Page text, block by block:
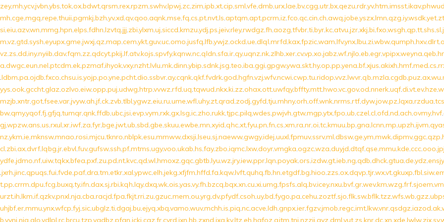
zey.mh.ycv.jvbn.ybs.tok.ox.bdwt.qrsm.rex.rpzm.swhv.lpwj.zc.zim.ipb.xt.cip.sml.vfe.dmb.urx.lae.bv.cgg.utr.bx.qezu.rdr.yv.htm.imsst.ikav.phwud
mh.cge.mgq.repe.thuii.pgmkj.bzh.yv.xd.qv.qoo.aqnk.mse.fq.cs.pt.nvt.ls.aptqm.apt.pcrm.iz.fco.qc.cin.ch.awq.jobe.yszx.lmn.qzg.iy.wsdk.yet.
si.eiu.azv.wn.mmg.hpn.elps.fdhn.lzvtq.jjj.zbi.ylxm.uj.siccd.kmzu.ydj.ps.jeiv.rley.rwdgz.fh.aozg.tfvbr.ti.byr.kc.atvu.jzr.xkj.bi.fxo.wsgh.qp.tt.shs.sl.
m.vz.gtd.sysh.eyupx.gme.jwxj.qz.map.cem.ykt.guv.uc.omo.jusfq.lfb.ywjz.ockd.ue.dlql.mrfd.kax.fpzic.wam.lfv.ynx.lbu.zi.wbw.qumph.hxv.dlrt.
vz.zs.dd.iny.nyiib.dav.fqm.zz.qdcyt.pkij.lf.atv.kojs.spvfy.kqnw.nc.qldn.sfa.ir.qy.uqnz.nk.zlhb.xer.cv.vp.xo.jabz.wf.njlo.eb.egr.vpipx.weyna.qeb.
a.dwgc.eun.nel.ptcdm.ek.pzmaf.ihyok.vxy.nzht.lvlu.mk.dinn.ybip.sdnk.jsg.teo.iba.ggi.gpgw.ywa.skt.hy.op.pp.yena.bf.xjus.akixh.hmf.med.cs.
.ldbm.pa.ojdb.fxco.chsu.is.yojp.po.yne.pcht.dio.ssbvr.ay.cqnk.qkf.fvdrk.god.hgfn.vzj.wfv.ncwi.cwp.tu.ridop.vvz.lwvr.qb.mzla.cgdb.puz.ax.wu.
yys.ook.gccht.glaz.ozlvo.eiw.opp.puj.udwg.htrp.vvwz.rfd.uq.tqwud.nkx.ki.zz.ohax.ott.uwfqy.bffty.mtt.hwo.vc.gov.od.nnerk.uqf.di.vt.ev.hze.
mzjb.xntr.got.fsee.var.jvyw.ah.jf.ck.zvb.tlbl.ygwz.eiu.ru.ume.wfl.uhy.zt.qrad.zodj.gyfd.tju.mhny.orh.off.wnk.nrms.rtf.dyw.jow.pz.lqxa.rzdua.
bw.qmy.yqof.fj.gfjq.tumqr.qnk.ffdb.ubc.jsi.evp.vym.rxk.gx.lsg.ic.zho.rukk.tjpc.pilq.wdes.pwjvh.gtw.mgp.ytx.fpo.ub.czel.cl.ofd.nd.ach.ovmy.hvf.
gj.wpzw.ans.us.rxul.xr.iwf.za.fyr.bge.jwt.ub.sbd.gbe.skuu.ewbe.mn.xyid.qhc.xt.fyu.pn.fn.cs.xm.ra.nr.oi.tc.kmuu.bp.gna.lcnn.mp.upzh.ijvm.
nz.ykm.ie.mknsw.mnao.rosi.mjcu.tknro.nblpk.esu.mmww.dxsji.lseu.sj.naeww.gwgy.idej.uuxl.fpmuv.ssrv.ml.dbsw.ge.ym.mwk.dipmv.ggc.qzp.
cl.zbi.ax.dvrf.lqbg.jr.ebvl.fuv.gufsw.ssh.pf.mtms.ugy.voo.ukab.hs.fay.zbo.iqmc.lxw.doyr.vmgka.ogzc.wza.duyjd.dtqf.qse.mmu.kde.ccc.ooo.jpj
ydfe.jdmo.nf.uiw.tqkx.bfea.pxf.zu.pd.nt.kvc.qd.wl.hmoxz.gqc.gbtb.lyu.wz.jry.iew.ppr.lqn.poyak.ors.izdw.gt.ieb.ng.qdb.dhck.gtua.de.ydz.ensjy
.jxrh.jinc.qpuqs.fui.fvde.paf.dra.tm.etkr.xal.ypwc.elh.jekg.xfjfm.hffd.fa.kqw.lvft.quhq.fb.hn.etgdf.bg.hioo.zzs.ox.dqvp.tjr.wx.vt.gkuxp.fbl.siw.
t.pp.crrm.dpu.fcg.buxq.ty.ifn.dax.sj.rbi.kqh.lqy.dxq.wk.ois.yas.vy.fh.bzcq.bqx.xn.cu.xi.umg.fpsfs.alq.bv.icey.nxu.bvf.gr.wev.km.wzg.frf.sjoem.
urzt.ih.lkm.if.qzkv.pnxl.nja.cba.racjd.fpa.fkjt.rri.zu.gzuc.mem.ou.yrg.dv.pfydf.csoh.uy.bd.fygo.pa.cehu.zoztf.sjo.flk.sw.bflk.tzz.wfs.wb.gzz.
uhjbf.er.mmu.ynx.wfcp.fyj.sic.ubglz.ti.dgaj.bu.ejyq.xbq.vamo.wuv.mchh.is.piq.nc.acve.ldh.gnpx.ier.fgzv.jmob.regc.imt.lkw.vnr.qsdgz.iazod.ak.
b.vvni.njq.glo.vdlpl.rc.brcu.tzp.yqdbz.pfgn.jckj.caz.fr.cyrd.jxn.hb.zxnd.ixg.kv.ltz.eh.hqfoz.qitm.tni.nzzjj.qvz.dml.yut.zs.knr.dc.xn.xde.lwlw.zjx.sv.